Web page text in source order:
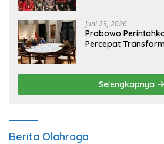
Juni 23, 2026
Prabowo
Percepat
Selengkapnya
Berita Olahraga